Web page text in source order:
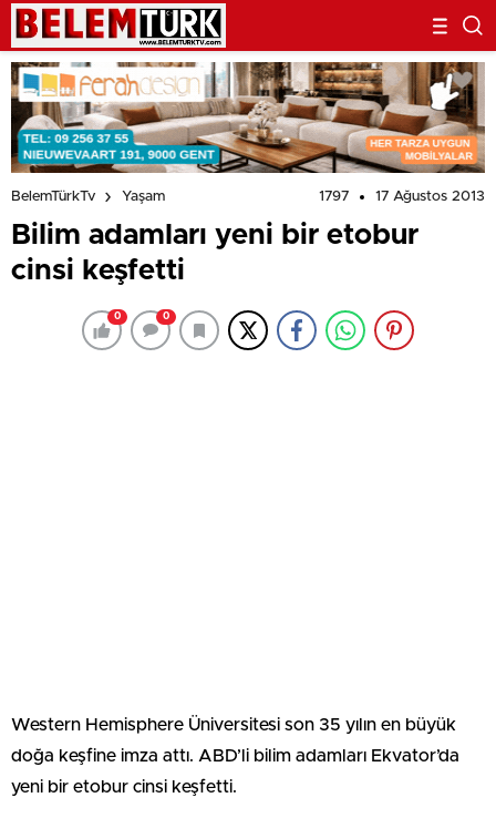
BelemTürkTv Yaşam 1797 17 Ağustos 2013
Bilim adamları yeni bir etobur
cinsi keşfetti
0 0
Western Hemisphere Üniversitesi son 35 yılın en büyük
doğa keşfine imza attı. ABD’li bilim adamları Ekvator’da
yeni bir etobur cinsi keşfetti.